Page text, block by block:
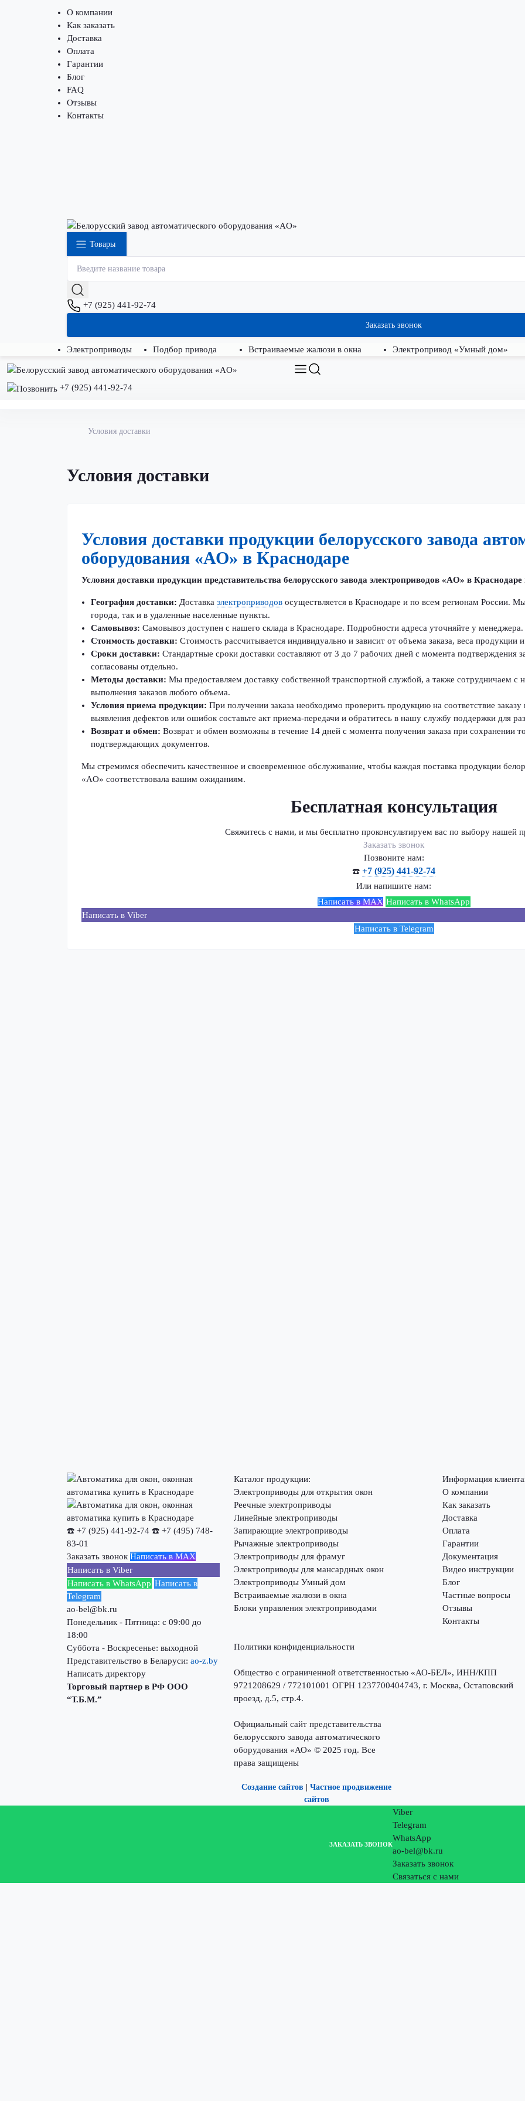
О компании
Как заказать
Доставка
Оплата
Гарантии
Блог
FAQ
Отзывы
Контакты
Товары
+7 (925) 441-92-74
Заказать звонок
Электроприводы Подбор привода Встраиваемые жалюзи в окна Электропривод «Умный дом»
+7 (925) 441-92-74
Условия доставки
Условия доставки
Условия доставки продукции белорусского завода
оборудования «АО» в Краснодаре
Условия доставки продукции представительства белорусского завода электроприводов «AO» в
География доставки: Доставка электроприводов осуществляется в Краснодаре и по всем регионам России.
города, так и в удаленные населенные пункты.
Самовывоз: Самовывоз доступен с нашего склада в Краснодаре. Подробности адреса уточняйте у менеджера.
Стоимость доставки: Стоимость рассчитывается индивидуально и зависит от объема заказа, веса продукции
Сроки доставки: Стандартные сроки доставки составляют от 3 до 7 рабочих дней с момента подтверждения
согласованы отдельно.
Методы доставки: Мы предоставляем доставку собственной транспортной службой, а также сотрудничаем
выполнения заказов любого объема.
Условия приема продукции: При получении заказа необходимо проверить продукцию на соответствие
выявления дефектов или ошибок составьте акт приема-передачи и обратитесь в нашу службу поддержки для
Возврат и обмен: Возврат и обмен возможны в течение 14 дней с момента получения заказа при сохранении
подтверждающих документов.
Мы стремимся обеспечить качественное и своевременное обслуживание, чтобы каждая поставка продукции
«AO» соответствовала вашим ожиданиям.
Бесплатная консультация
Свяжитесь с нами, и мы бесплатно проконсультируем вас по выбору нашей
Заказать звонок
Позвоните нам:
☎️ +7 (925) 441-92-74
Или напишите нам:
Написать в MAX Написать в WhatsApp
Написать в Viber
Написать в Telegram
☎️ +7 (925) 441-92-74 ☎️ +7 (495) 748-
83-01
Заказать звонок Написать в MAX
Написать в Viber
Написать в WhatsApp Написать в
Telegram
ao-bel@bk.ru
Понедельник - Пятница: с 09:00 до
18:00
Суббота - Воскресенье: выходной
Представительство в Беларуси: ao-z.by
Написать директору
Торговый партнер в РФ ООО
“Т.Б.М.”
Каталог продукции:
Электроприводы для открытия окон
Реечные электроприводы
Линейные электроприводы
Запирающие электроприводы
Рычажные электроприводы
Электроприводы для фрамуг
Электроприводы для мансардных окон
Электроприводы Умный дом
Встраиваемые жалюзи в окна
Блоки управления электроприводами
Информация
О компании
Как заказать
Доставка
Оплата
Гарантии
Документация
Видео инструкции
Блог
Частные вопросы
Отзывы
Контакты
Политики конфиденциальности
Общество с ограниченной ответственностью «АО-БЕЛ», ИНН/КПП
9721208629 / 772101001 ОГРН 1237700404743, г. Москва, Остаповский
проезд, д.5, стр.4.
Официальный сайт представительства
белорусского завода автоматического
оборудования «АО» © 2025 год. Все
права защищены
Создание сайтов |Частное продвижение
сайтов
ЗАКАЗАТЬ ЗВОНОК
Viber
Telegram
WhatsApp
ao-bel@bk.ru
Заказать звонок
Связаться с нами